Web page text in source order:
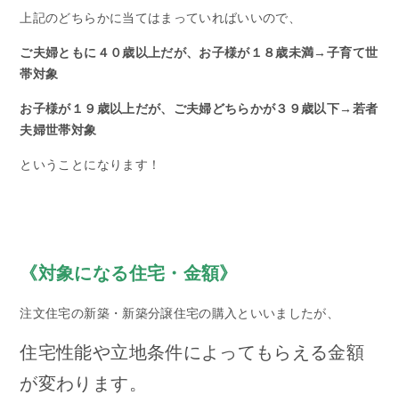
上記のどちらかに当てはまっていればいいので、
ご夫婦ともに４０歳以上だが、お子様が１８歳未満→子育て世
帯対象
お子様が１９歳以上だが、ご夫婦どちらかが３９歳以下→若者
夫婦世帯対象
ということになります！
《対象になる住宅・金額》
注文住宅の新築・新築分譲住宅の購入といいましたが、
住宅性能や立地条件によってもらえる金額
が変わります。